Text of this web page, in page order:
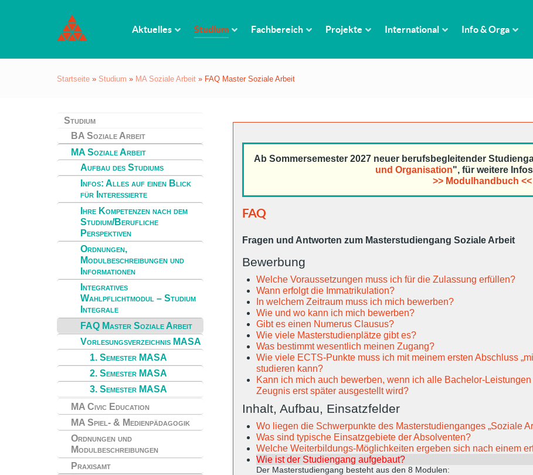
Aktuelles Studium Fachbereich Projekte International Info & Orga
Startseite » Studium » MA Soziale Arbeit » FAQ Master Soziale Arbeit
Studium
BA Soziale Arbeit
MA Soziale Arbeit
Aufbau des Studiums
Infos: Alles auf einen Blick
für Interessierte
Ihre Kompetenzen nach dem
Studium/Berufliche
Perspektiven
Ordnungen,
Modulbeschreibungen und
Informationen
Integratives
Wahlpflichtmodul – Studium
Integrale
FAQ Master Soziale Arbeit
Vorlesungsverzeichnis MASA
1. Semester MASA
2. Semester MASA
3. Semester MASA
MA Civic Education
MA Spiel- & Medienpädagogik
Ordnungen und
Modulbeschreibungen
Praxisamt
Ab Sommersemester 2027 neuer berufsbegleitender
und Organisation", für weitere Infos
>> Modulhandbuch <<
FAQ
Fragen und Antworten zum Masterstudiengang Soziale Arbeit
Bewerbung
Welche Voraussetzungen muss ich für die Zulassung erfüllen?
Wann erfolgt die Immatrikulation?
In welchem Zeitraum muss ich mich bewerben?
Wie und wo kann ich mich bewerben?
Gibt es einen Numerus Clausus?
Wie viele Masterstudienplätze gibt es?
Was bestimmt wesentlich meinen Zugang?
Wie viele ECTS-Punkte muss ich mit meinem ersten Abschluss
studieren kann?
Kann ich mich auch bewerben, wenn ich alle Bachelor-
Zeugnis erst später ausgestellt wird?
Inhalt, Aufbau, Einsatzfelder
Wo liegen die Schwerpunkte des Masterstudienganges „Soziale
Was sind typische Einsatzgebiete der Absolventen?
Welche Weiterbildungs-Möglichkeiten ergeben sich nach einem
Wie ist der Studiengang aufgebaut?
Der Masterstudiengang besteht aus den 8 Modulen: